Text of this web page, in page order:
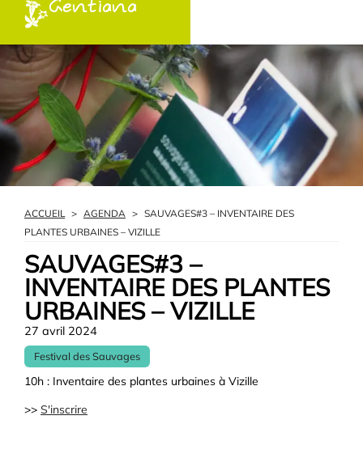
Gentiana
ACCUEIL > AGENDA > SAUVAGES#3 – INVENTAIRE DES
PLANTES URBAINES – VIZILLE
SAUVAGES#3 –
INVENTAIRE DES PLANTES
URBAINES – VIZILLE
27 avril 2024
Festival des Sauvages
10h : Inventaire des plantes urbaines à Vizille
>> S'inscrire